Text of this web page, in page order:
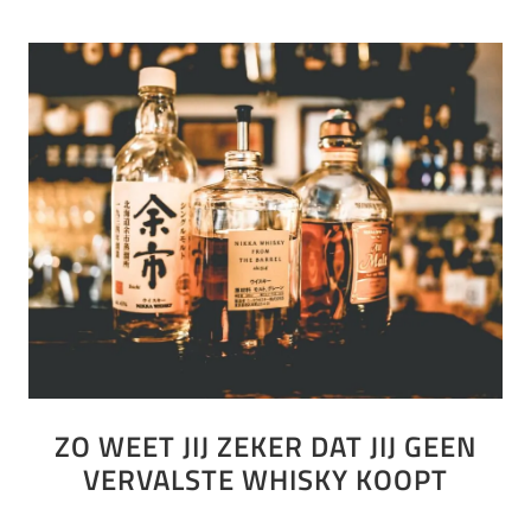
ZO WEET JIJ ZEKER DAT JIJ GEEN
VERVALSTE WHISKY KOOPT